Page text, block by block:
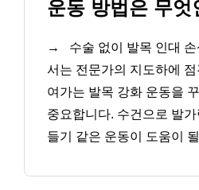
운동 방법은 무엇
→
수술 없이 발목 인대
서는 전문가의 지도하에
여가는 발목 강화 운동을
중요합니다. 수건으로 발
들기 같은 운동이 도움이